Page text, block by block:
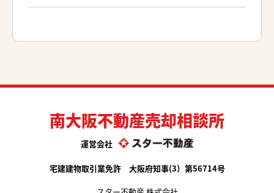
南大阪不動産売却相談所
運営会社
宅建建物取引業免許 大阪府知事(3）第56714号